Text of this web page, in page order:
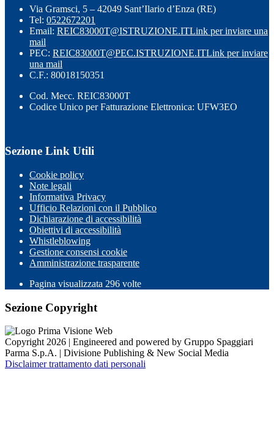
Via Gramsci, 5 – 42049 Sant’Ilario d’Enza (RE)
Tel: 0522672201
Email: REIC83000T@ISTRUZIONE.ITLink per inviare una
mail
PEC: REIC83000T@PEC.ISTRUZIONE.ITLink per inviare
una mail
C.F.: 80018150351
Cod. Mecc. REIC83000T
Codice Unico per Fatturazione Elettronica: UFW3EO
Sezione Link Utili
Cookie policy
Note legali
Informativa Privacy
Ufficio Relazioni con il Pubblico
Dichiarazione di accessibilità
Obiettivi di accessibilità
Whistleblowing
Gestione consensi cookie
Amministrazione trasparente
Pagina visualizzata 296 volte
Sezione Copyright
Copyright 2026 | Engineered and powered by Gruppo Spaggiari
Parma S.p.A. | Divisione Publishing & New Social Media
Disclaimer trattamento dati personali